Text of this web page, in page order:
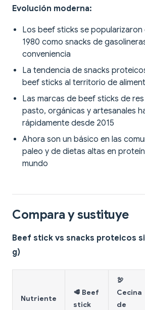
Evolución moderna:
Los beef sticks se popularizaron
1980 como snacks de
conveniencia
La tendencia de snacks
beef sticks al territorio de
Las marcas de beef sticks de
pasto, orgánicas y artesanales
rápidamente desde 2015
Ahora son un básico en las
paleo y de dietas altas en
mundo
Compara y sustituye
Beef stick vs snacks proteicos
g)
Nutriente
🥩 Beef
stick
🦃
Cecina
de